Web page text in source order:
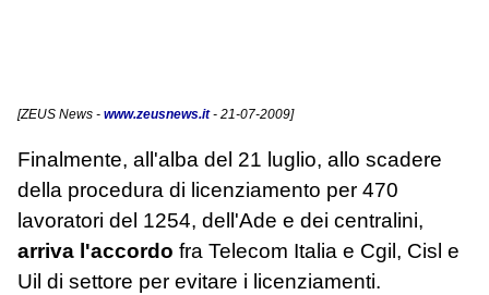
[ZEUS News - www.zeusnews.it- 21-07-2009]
Finalmente, all'alba del 21 luglio, allo scadere
della procedura di licenziamento per 470
lavoratori del 1254, dell'Ade e dei centralini,
arriva l'accordo fra Telecom Italia e Cgil, Cisl e
Uil di settore per evitare i licenziamenti.